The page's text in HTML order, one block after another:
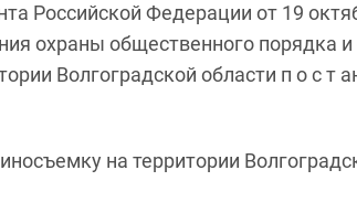
Российской Федерации от 19
охраны общественного порядка и
Волгоградской области п о с т
на территории